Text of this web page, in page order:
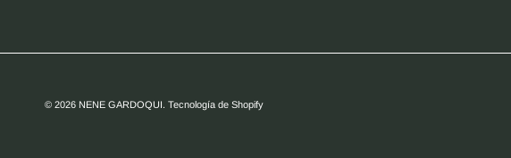
© 2026 NENE GARDOQUI. Tecnología de Shopify